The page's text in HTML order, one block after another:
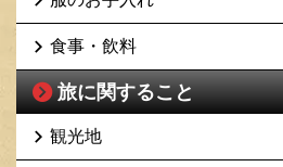
食事・飲料
旅に関すること
観光地